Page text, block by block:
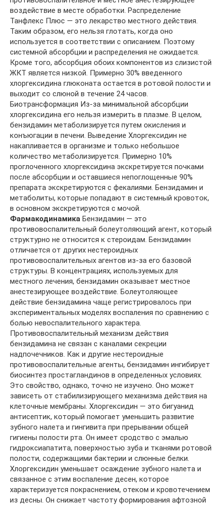
воздействие в месте обработки. Распределение
Танфлекс Плюс — это лекарство местного действия.
Таким образом, его нельзя глотать, когда оно
используется в соответствии с описанием. Поэтому
системной абсорбции и распределения не ожидается.
Кроме того, абсорбция обоих компонентов из слизистой
ЖКТ является низкой. Примерно 30% введенного
хлоргексидина глюконата остается в ротовой полости и
выходит со слюной в течение 24 часов.
Биотрансформация Из-за минимальной абсорбции
хлоргексидина его нельзя измерить в плазме. В целом,
бензидамин метаболизируется путем окисления и
конъюгации в печени. Выведение Хлоргексидин не
накапливается в организме и только небольшое
количество метаболизируется. Примерно 10%
проглоченного хлоргексидина экскретируется почками
после абсорбции и оставшиеся непоглощенные 90%
препарата экскретируются с фекалиями. Бензидамин и
метаболиты, которые попадают в системный кровоток,
в основном экскретируются с мочой.
Фармакодинамика Бензидамин — это
противовоспалительный болеутоляющий агент, который
структурно не относится к стероидам. Бензидамин
отличается от других нестероидных
противовоспалительных агентов из-за его базовой
структуры. В концентрациях, используемых для
местного лечения, бензидамин оказывает местное
анестезирующее воздействие. Болеутоляющее
действие бензидамина чаще регистрировалось при
экспериментальных моделях воспаления по сравнению с
болью невоспалительного характера.
Противовоспалительный механизм действия
бензидамина не связан с каналами секреции
надпочечников. Как и другие нестероидные
противовоспалительные агенты, бензидамин ингибирует
биосинтез простагландинов в определенных условиях.
Это свойство, однако, точно не изучено. Оно может
зависеть от стабилизирующего механизма действия на
клеточные мембраны. Хлоргексидин — это бигуанид
антисептик, который помогает уменьшить развитие
зубного налета и гингивита при прерывании общей
гигиены полости рта. Он имеет сродство с эмалью
гидроксиапатита, поверхностью зуба и тканями ротовой
полости, содержащими бактерии и слюнные белки.
Хлоргексидин уменьшает осаждение зубного налета и
связанное с этим воспаление десен, которое
характеризуется покраснением, отеком и кровотечением
из десны. Он снижает частоту формирования афтозной